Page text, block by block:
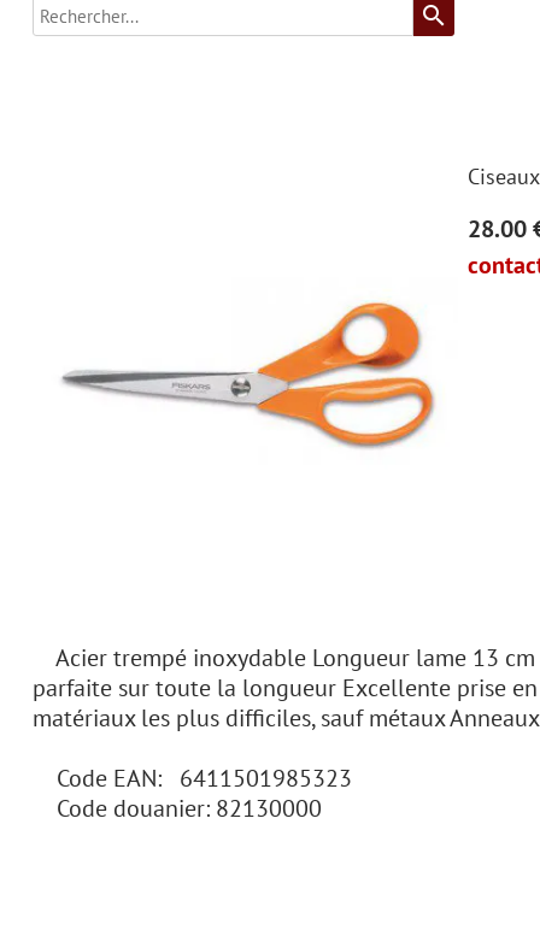
search
28.00
Acier trempé inoxydable Longueur lame 13
parfaite sur toute la longueur Excellente prise
matériaux les plus difficiles, sauf métaux
Code EAN: 6411501985323
Code douanier: 82130000